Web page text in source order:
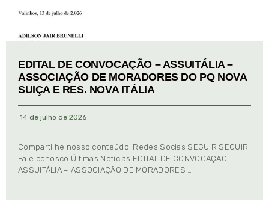
EDITAL DE CONVOCAÇÃO – ASSUITÁLIA –
ASSOCIAÇÃO DE MORADORES DO PQ NOVA
SUIÇA E RES. NOVA ITÁLIA
14 de julho de 2026
Compartilhe nosso conteúdo: Redes Socias SEGUIR SEGUIR
Fale conosco Últimas Notícias EDITAL DE CONVOCAÇÃO –
ASSUITÁLIA – ASSOCIAÇÃO DE MORADORES …